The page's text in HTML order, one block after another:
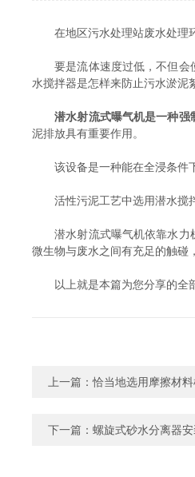
在地区污水处理站废水处理环
要是流体速度过低，不但会使
水搅拌器是怎样来防止污水淤泥
潜水射流式曝气机是一种
泥排放具有重要作用。
该设备是一种能在全浸条件下
活性污泥工艺中选用潜水搅拌
潜水射流式曝气机依靠水力机
微生物与废水之间有充足的触碰
以上就是本篇为您分享的全部
上一篇：恰当地选用摩擦材
下一篇： 螺旋式砂水分离器